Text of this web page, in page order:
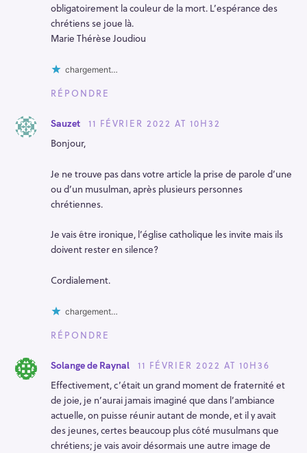
obligatoirement la couleur de la mort. L’espérance des
chrétiens se joue là.
Marie Thérèse Joudiou
chargement…
RÉPONDRE
Sauzet
11 FÉVRIER 2022 AT 10H32
Bonjour,
Je ne trouve pas dans votre article la prise de parole d’une
ou d’un musulman, après plusieurs personnes
chrétiennes.
Je vais être ironique, l’église catholique les invite mais ils
doivent rester en silence?
Cordialement.
chargement…
RÉPONDRE
Solange de Raynal
11 FÉVRIER 2022 AT 10H36
Effectivement, c’était un grand moment de fraternité et
de joie, je n’aurai jamais imaginé que dans l’ambiance
actuelle, on puisse réunir autant de monde, et il y avait
des jeunes, certes beaucoup plus côté musulmans que
chrétiens; je vais avoir désormais une autre image de